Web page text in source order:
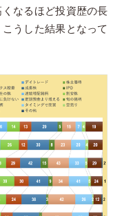
なるほど投資歴の長
うした結果となって